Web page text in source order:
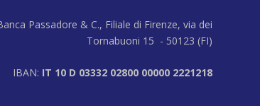
Passadore & C., Filiale di Firenze, via dei
Tornabuoni 15 - 50123 (FI)
IBAN: IT 10 D 03332 02800 00000 2221218